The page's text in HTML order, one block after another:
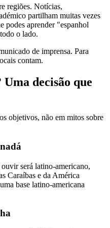
regiões. Notícias,
partilham muitas vezes
podes aprender "espanhol
o lado.
de imprensa. Para
contam.
decisão que
objetivos, não em mitos sobre
será latino-americano,
Caraíbas e da América
base latino-americana